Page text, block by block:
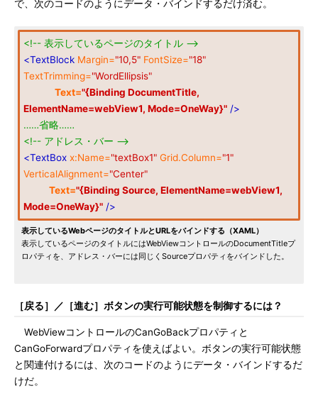
で、次のコードのようにデータ・バインドするだけ済む。
<!-- 表示しているページのタイトル -->
<TextBlock Margin="10,5" FontSize="18"
TextTrimming="WordEllipsis"
Text="{Binding DocumentTitle,
ElementName=webView1, Mode=OneWay}" />
……省略……
<!-- アドレス・バー -->
<TextBox x:Name="textBox1" Grid.Column="1"
VerticalAlignment="Center"
Text="{Binding Source, ElementName=webView1,
Mode=OneWay}" />
表示しているWebページのタイトルとURLをバインドする（XAML）
表示しているページのタイトルにはWebViewコントロールのDocumentTitleプ
ロパティを、アドレス・バーには同じくSourceプロパティをバインドした。
［戻る］／［進む］ボタンの実行可能状態を制御するには？
WebViewコントロールのCanGoBackプロパティと
CanGoForwardプロパティを使えばよい。ボタンの実行可能状態
と関連付けるには、次のコードのようにデータ・バインドするだ
けだ。